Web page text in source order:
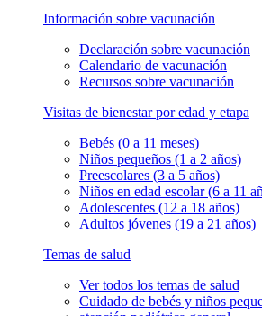
Información sobre vacunación
Declaración sobre vacunación
Calendario de vacunación
Recursos sobre vacunación
Visitas de bienestar por edad y etapa
Bebés (0 a 11 meses)
Niños pequeños (1 a 2 años)
Preescolares (3 a 5 años)
Niños en edad escolar (6 a 11
Adolescentes (12 a 18 años)
Adultos jóvenes (19 a 21 años)
Temas de salud
Ver todos los temas de salud
Cuidado de bebés y niños